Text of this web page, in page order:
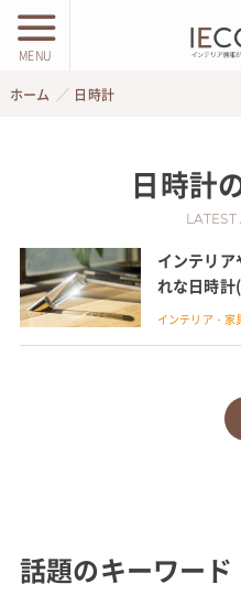
MENU
ホーム 日時計
日時計
インテリア
れな日時計
紹介
インテリア・家
話題のキーワード